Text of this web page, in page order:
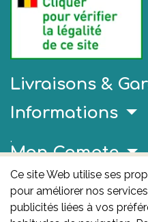
Livraisons &
Ce site Web utilise ses
pour améliorer nos
publicités liées à vos
Informations
.
Mon Compte
Liens Utiles
AFMPS